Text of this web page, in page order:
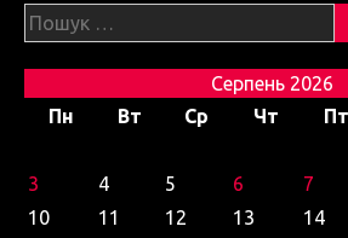
Пошук:
Серпень 2026
Пн
Вт Ср Чт Пт
3
4 5 6 7
10
11 12 13 14